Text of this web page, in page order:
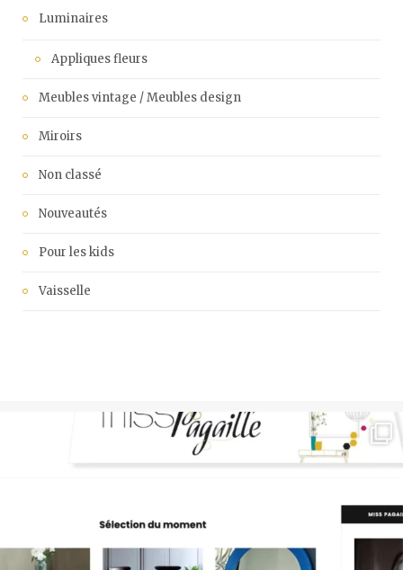
Luminaires
Appliques fleurs
Meubles vintage / Meubles design
Miroirs
Non classé
Nouveautés
Pour les kids
Vaisselle